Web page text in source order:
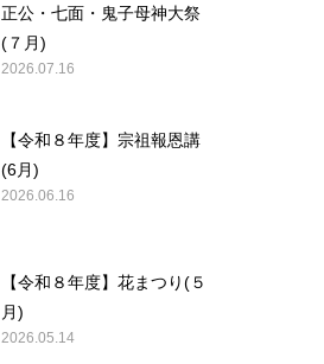
正公・七面・鬼子母神大祭
(７月)
2026.07.16
【令和８年度】宗祖報恩講
(6月)
2026.06.16
【令和８年度】花まつり(５
月)
2026.05.14